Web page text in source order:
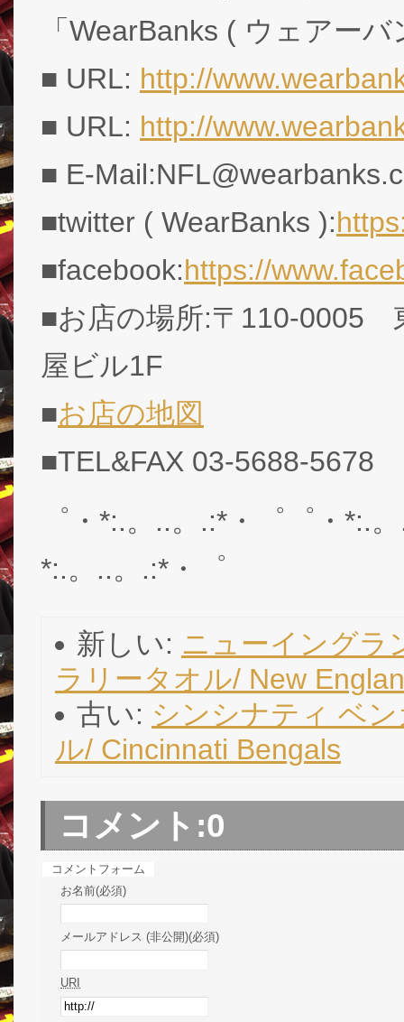
「WearBanks ( ウェアー
■ URL: http://
■ URL: http://
■ E-
■twitter ( WearBanks ):
■facebook:https://
■お店の場所:〒110-0005
屋ビル1F
■お店の地図
■TEL&FAX 03-5688-5678
゜・*:.。..。.:*・゜゜・*:.
*:.。..。.:*・゜
新しい: ニューイングラ
ラリータオル/ New
古い: シンシナティ ベ
ル/ Cincinnati Bengals
コメント:0
コメントフォーム
お名前(必須)
メールアドレス (非公開)(必須)
URI